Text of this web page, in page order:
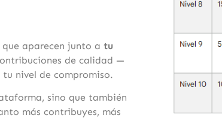
aparecen junto a tu
de calidad —
nivel de compromiso.
sino que también
más contribuyes, más